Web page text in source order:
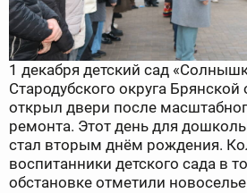
1 декабря детский сад
Стародубского округа Брянской
открыл двери после
ремонта. Этот день для
стал вторым днём рождения.
воспитанники детского сада в
обстановке отметили